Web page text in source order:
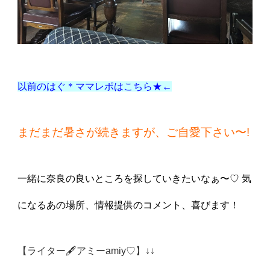
以前のはぐ＊ママレポはこちら★←
まだまだ暑さが続きますが、ご自愛下さい〜!
一緒に奈良の良いところを探していきたいなぁ〜♡ 気
になるあの場所、情報提供のコメント、喜びます！
【ライター🖋アミーamiy♡】↓↓